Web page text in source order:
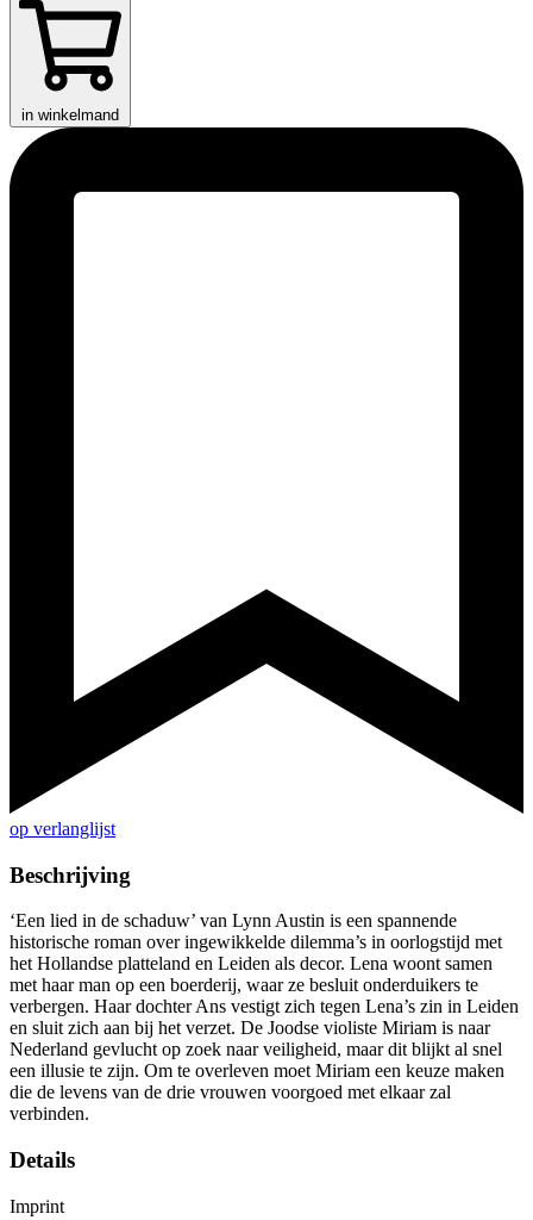
in winkelmand
op verlanglijst
Beschrijving
‘Een lied in de schaduw’ van Lynn Austin is een spannende
historische roman over ingewikkelde dilemma’s in oorlogstijd met
het Hollandse platteland en Leiden als decor. Lena woont samen
met haar man op een boerderij, waar ze besluit onderduikers te
verbergen. Haar dochter Ans vestigt zich tegen Lena’s zin in Leiden
en sluit zich aan bij het verzet. De Joodse violiste Miriam is naar
Nederland gevlucht op zoek naar veiligheid, maar dit blijkt al snel
een illusie te zijn. Om te overleven moet Miriam een keuze maken
die de levens van de drie vrouwen voorgoed met elkaar zal
verbinden.
Details
Imprint